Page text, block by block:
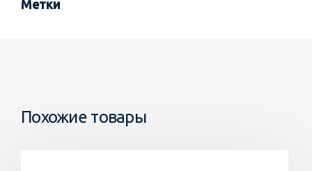
Метки
Похожие товары